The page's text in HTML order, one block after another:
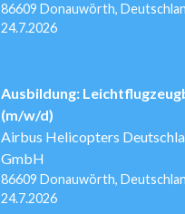
86609 Donauwörth,
Veröffentlicht
24.7.2026
Ausbildung:
(m/w/d)
Airbus Helicopters
GmbH
86609 Donauwörth,
Veröffentlicht
24.7.2026